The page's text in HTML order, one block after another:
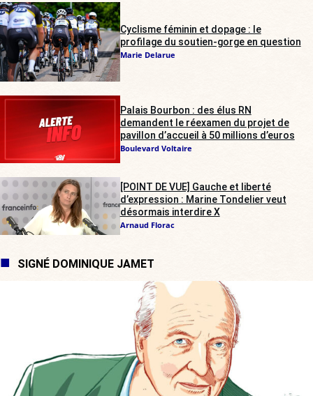
Cyclisme féminin et dopage : le
profilage du soutien-gorge en question
Marie Delarue
Palais Bourbon : des élus RN
demandent le réexamen du projet de
pavillon d’accueil à 50 millions d’euros
Boulevard Voltaire
[POINT DE VUE] Gauche et liberté
d’expression : Marine Tondelier veut
désormais interdire X
Arnaud Florac
SIGNÉ DOMINIQUE JAMET